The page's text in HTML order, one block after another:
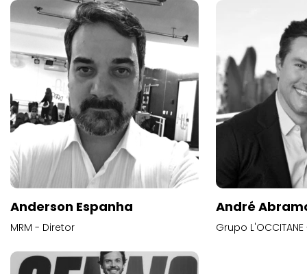
Anderson Espanha
MRM - Diretor
André
Grupo